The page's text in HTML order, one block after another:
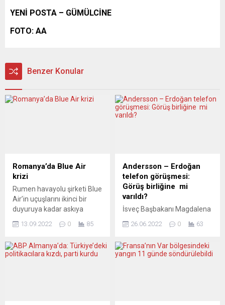
YENİ POSTA – GÜMÜLCİNE
FOTO: AA
Benzer Konular
Romanya’da Blue Air
krizi
Rumen havayolu şirketi Blue
Air’in uçuşlarını ikinci bir
duyuruya kadar askıya
genelinde on binlerce
Temmuz 2020’den beri
şirketin iflas süreci devam
13.09.2022 0 85
Andersson – Erdoğan
telefon görüşmesi:
Görüş birliğine mi
varıldı?
İsveç Başbakanı Magdalena
Recep Tayyip Erdoğan ile
görüşmesini resmi Twitter
sayfasından duyurdu.
26.06.2022 0 63